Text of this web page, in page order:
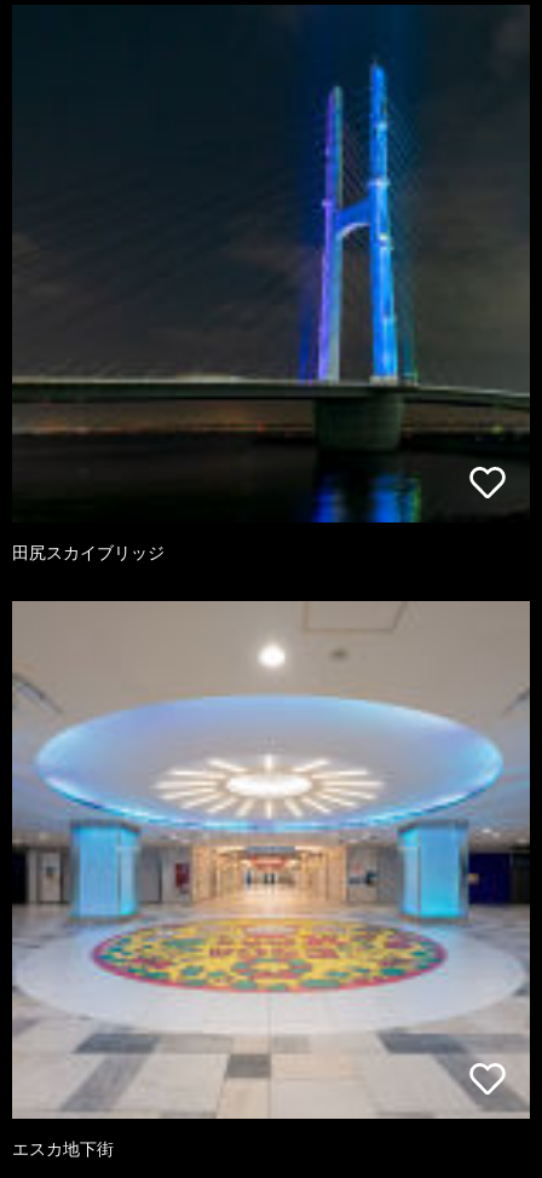
田尻スカイブリッジ
エスカ地下街